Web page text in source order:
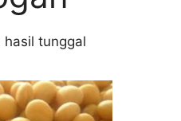
hasil tunggal